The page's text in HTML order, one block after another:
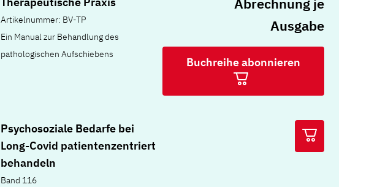
Artikelnummer: BV-TP
Ein Manual zur Behandlung des
pathologischen Aufschiebens
Abrechnung je
Ausgabe
Buchreihe abonnieren
Psychosoziale Bedarfe bei
Long-Covid patientenzentriert
behandeln
Band 116